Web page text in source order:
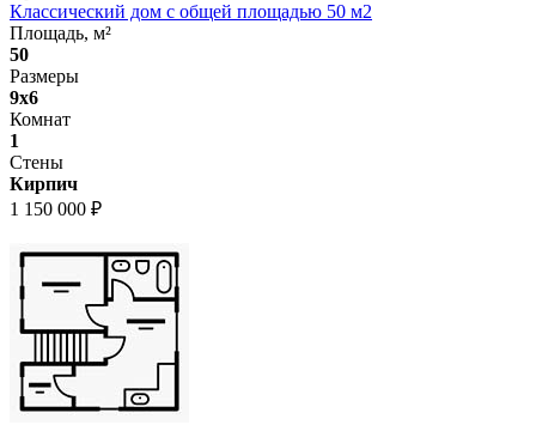
Классический дом с общей площадью 50 м2
Площадь, м²
50
Размеры
9x6
Комнат
1
Стены
Кирпич
1 150 000 ₽